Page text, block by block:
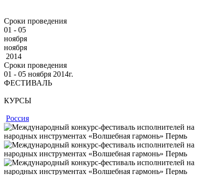
Сроки проведения
01 - 05
ноября
ноября
2014
Сроки проведения
01 ‐ 05 ноября 2014г.
ФЕСТИВАЛЬ
КУРСЫ
Россия